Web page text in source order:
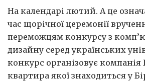
На календарі лютий. А це
час щорічної церемонії
переможцям конкурсу з
дизайну серед українських
конкурс організовує
квартира якої знаходиться у